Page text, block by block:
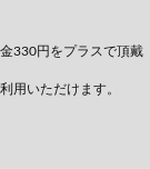
330円をプラスで頂戴
用いただけます。